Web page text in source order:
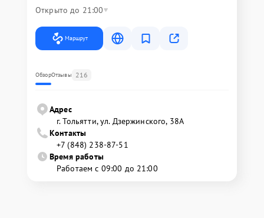
Открыто до 21:00
Маршрут
ОбзорОтзывы 216
Адрес
г. Тольятти, ул. Дзержинского, 38А
Контакты
+7 (848) 238-87-51
Время работы
Работаем с 09:00 до 21:00